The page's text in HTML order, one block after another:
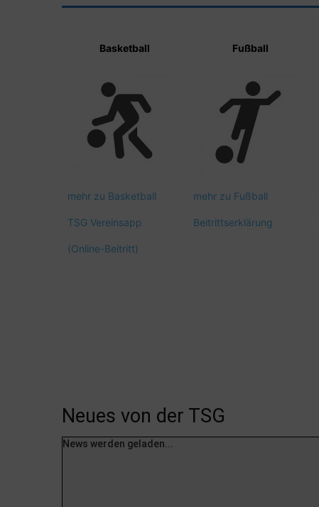
Basketball Fußball
mehr zu Basketball mehr zu Fußball
TSG Vereinsapp Beitrittserklärung
(Online-Beitritt)
Neues von der TSG